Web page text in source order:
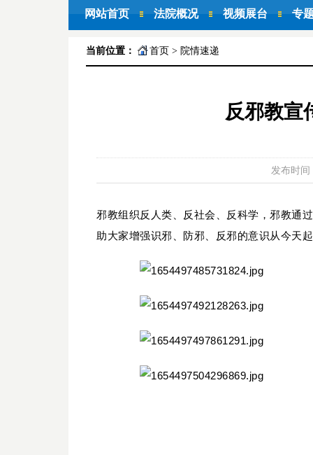
网站首页 法院概况 视频展台 专
当前位置： 首页 > 院情速递
反邪教宣
发布时
邪教组织反人类、反社会、反科学， 邪教通
助大家增强识邪、防邪、反邪的意识从今天起